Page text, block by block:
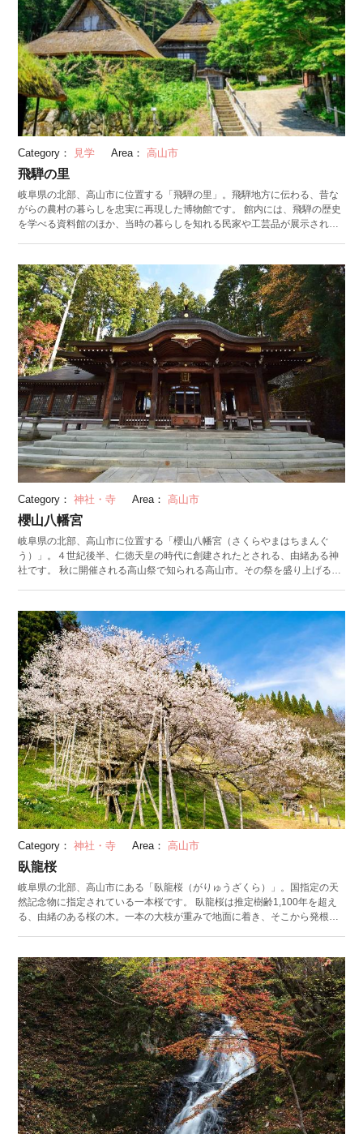
Category： 見学 Area： 高山市
飛騨の里
岐阜県の北部、高山市に位置する「飛騨の里」。飛騨地方に伝わる、昔な
がらの農村の暮らしを忠実に再現した博物館です。 館内には、飛騨の歴史
を学べる資料館のほか、当時の暮らしを知れる民家や工芸品が展示されて
造りの家屋をじっくり見学できます。各民家には、農林業や養蚕業で用い
られた道具、人々の生活を支えた生活用品の展示も。歩くだけで、タイム
スリップしたような感覚を味わえます。 飛騨の里では、季節に合わせて
様々なイベントを実施しています。冬には雪遊び大会、5月頃からは田植え
や稲刈りなど、当時の農村の生活を味わえる内容が満載。飛騨の代表的な
民芸品「さるぼぼ」づくりが楽しめる民芸教室は、予約をすればいつでも
参加できます。
Category： 神社・寺 Area： 高山市
櫻山八幡宮
岐阜県の北部、高山市に位置する「櫻山八幡宮（さくらやまはちまんぐ
う）」。４世紀後半、仁徳天皇の時代に創建されたとされる、由緒ある神
社です。 秋に開催される高山祭で知られる高山市。その祭を盛り上げる総
台と大神輿が常設展示されています。 石段を登っていくと、高山城を守る
神が祀られている格式高い境内社「秋葉神社」があります。その隣にある
のは、「狂人石」と呼ばれる霊石。古くから、神社領域を汚す者が狂人石
に触れると狂人になると言い伝えられているそうです。
Category： 神社・寺 Area： 高山市
臥龍桜
岐阜県の北部、高山市にある「臥龍桜（がりゅうざくら）」。国指定の天
然記念物に指定されている一本桜です。 臥龍桜は推定樹齢1,100年を超え
る、由緒のある桜の木。一本の大枝が重みで地面に着き、そこから発根し
ダメージを受けてしまいましたが、花を惜しむ人々の懸命の努力もあり、
現在は毎年花を咲かせています。間近でみる姿が美しいのはもちろんのこ
と、列車の車窓から眺める臥龍桜も魅力的です。 毎年4月中旬から約3週間
にわたって、桜の木のすぐそばにある「臥竜公園」で桜祭りが開催されま
す。美味しい地酒や素朴な味わいの郷土料理とともに、お花見を楽しめま
す。